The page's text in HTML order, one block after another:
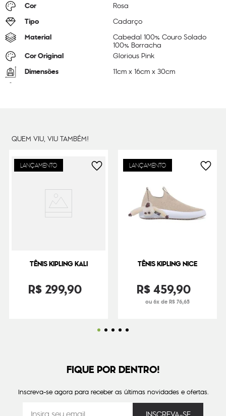
Cor Rosa
Tipo Cadarço
Material Cabedal 100% Couro Solado
100% Borracha
Cor Original Glorious Pink
Dimensões 11cm x16cm x30cm
QUEM VIU, VIU TAMBÉM!
LANÇAMENTO
TÊNIS KIPLING KALI
R$299,90
LANÇAMENTO
TÊNIS KIPLING NICE
R$459,90
ou 6x de R$ 76,65
FIQUE POR DENTRO!
Inscreva-se agora para receber as últimas novidades e ofertas.